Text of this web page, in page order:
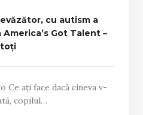
cu autism a
Got Talent –
Ce ați face dacă cineva v-
copilul…